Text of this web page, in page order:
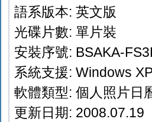
語系版本: 英文版
光碟片數: 單片裝
安裝序號: BSAKA-
系統支援: Windows
軟體類型: 個人照片日
更新日期: 2008.07.19